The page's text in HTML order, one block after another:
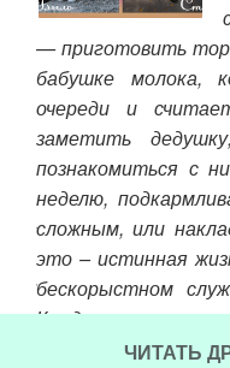
— приготовить
бабушке молока,
очереди и
заметить
познакомиться с
неделю,
сложным, или
это – истинная
бескорыстном
Каждое утро
Сердце начало
ЧИТАТЬ